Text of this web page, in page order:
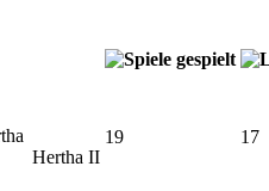
Hertha II
19 17